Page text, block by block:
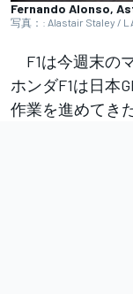
Fernando Alonso,
写真：: Alastair Staley /
F1は今週末の
ホンダF1は日本
作業を進めてき